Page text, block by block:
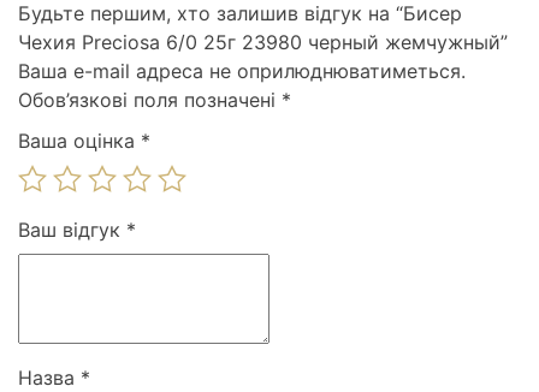
Будьте першим, хто залишив відгук на “Бисер
Чехия Preciosa 6/0 25г 23980 черный жемчужный”
Ваша e-mail адреса не оприлюднюватиметься.
Обов’язкові поля позначені *
Ваша оцінка *
Ваш відгук *
Назва *